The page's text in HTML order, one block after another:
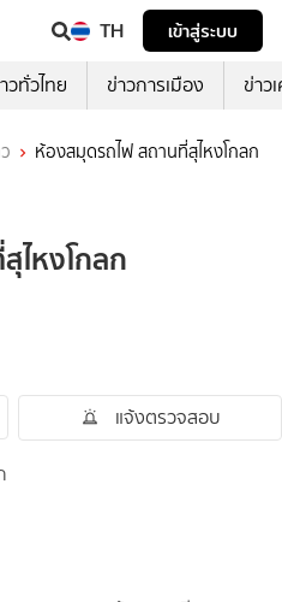
TH
เข้าสู่ระบบ
วทั่วไทย ข่าวการเมือง ข่าว
ห้องสมุดรถไฟ สถานที่สุไหงโกลก
ไหงโกลก
แจ้งตรวจสอบ